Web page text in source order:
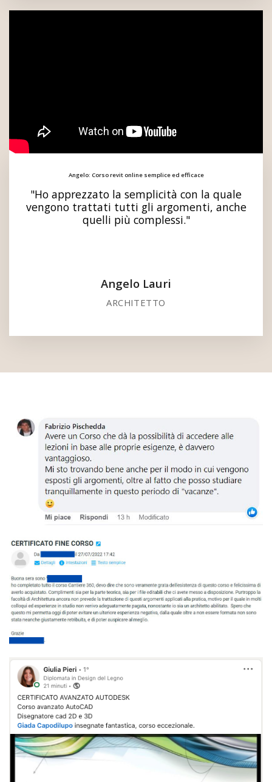
Angelo: Corso revit online semplice ed efficace
"Ho apprezzato la semplicità con la quale
vengono trattati tutti gli argomenti, anche
quelli più complessi."
Angelo Lauri
ARCHITETTO